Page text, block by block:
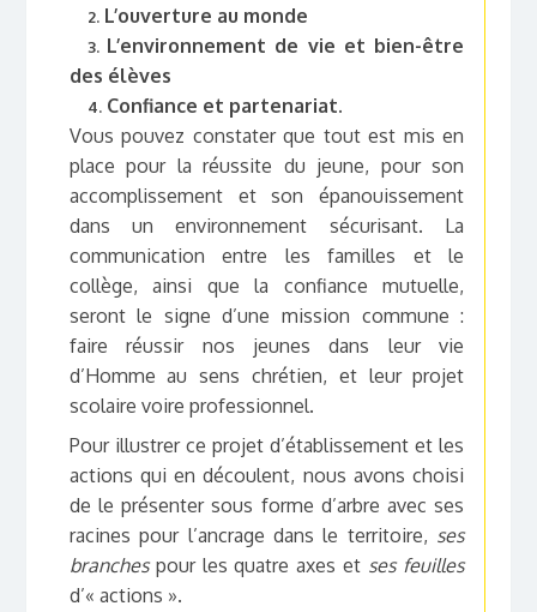
2. L’ouverture au monde
3. L’environnement de vie et bien-être
des élèves
4. Confiance et partenariat.
Vous pouvez constater que tout est mis en
place pour la réussite du jeune, pour son
accomplissement et son épanouissement
dans un environnement sécurisant. La
communication entre les familles et le
collège, ainsi que la confiance mutuelle,
seront le signe d’une mission commune :
faire réussir nos jeunes dans leur vie
d’Homme au sens chrétien, et leur projet
scolaire voire professionnel.
Pour illustrer ce projet d’établissement et les
actions qui en découlent, nous avons choisi
de le présenter sous forme d’arbre avec ses
racines pour l’ancrage dans le territoire, ses
branchespour les quatre axes et ses feuilles
d’« actions ».